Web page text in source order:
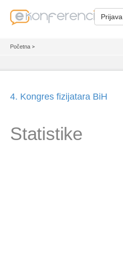
Prijava
Početna >
4. Kongres fizijatara BiH
Statistike